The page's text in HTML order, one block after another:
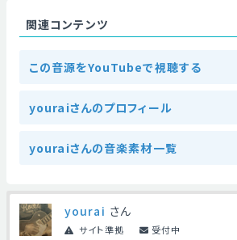
関連コンテンツ
この音源をYouTubeで視聴する
youraiさんのプロフィール
youraiさんの音楽素材一覧
yourai さん
サイト準拠 受付中